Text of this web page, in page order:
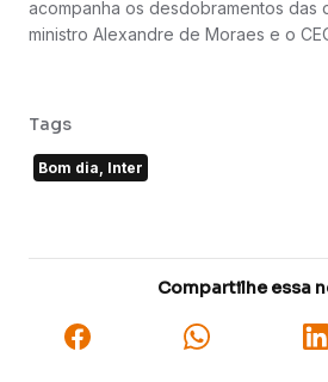
acompanha os desdobramentos das
ministro Alexandre de Moraes e o
Tags
Bom dia, Inter
Compartilhe essa